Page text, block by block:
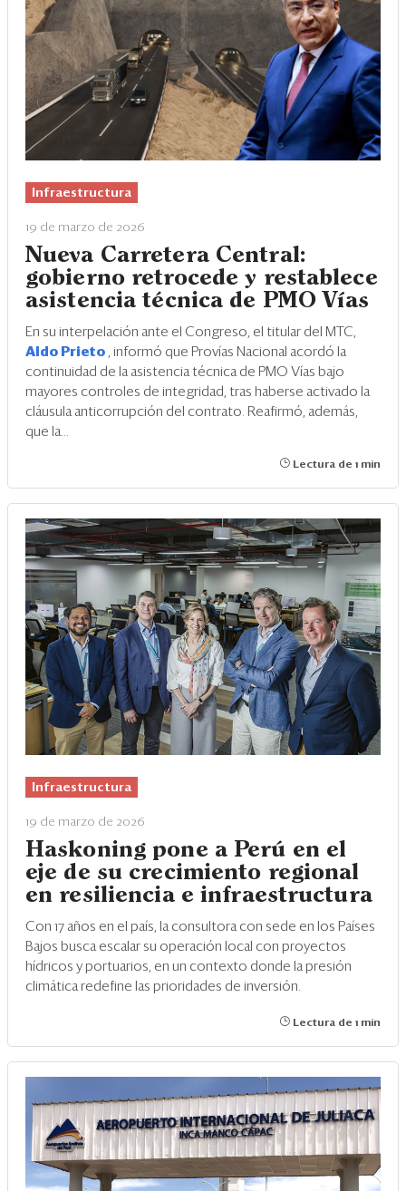
Infraestructura
19 de marzo de 2026
Nueva Carretera Central:
gobierno retrocede y restablece
asistencia técnica de PMO Vías
En su interpelación ante el Congreso, el titular del MTC,
Aldo Prieto
, informó que Provías Nacional acordó la
continuidad de la asistencia técnica de PMO Vías bajo
mayores controles de integridad, tras haberse activado la
cláusula anticorrupción del contrato. Reafirmó, además,
que la...
Lectura de 1 min
Infraestructura
19 de marzo de 2026
Haskoning pone a Perú en el
eje de su crecimiento regional
en resiliencia e infraestructura
Con 17 años en el país, la consultora con sede en los Países
Bajos busca escalar su operación local con proyectos
hídricos y portuarios, en un contexto donde la presión
climática redefine las prioridades de inversión.
Lectura de 1 min